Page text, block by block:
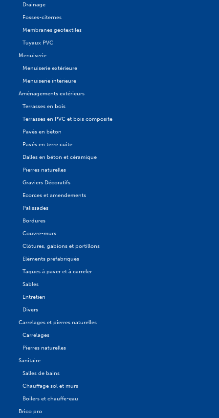
Drainage
Fosses-citernes
Membranes géotextiles
Tuyaux PVC
Menuiserie
Menuiserie extérieure
Menuiserie intérieure
Aménagements extérieurs
Terrasses en bois
Terrasses en PVC et bois composite
Pavés en béton
Pavés en terre cuite
Dalles en béton et céramique
Pierres naturelles
Graviers Décoratifs
Ecorces et amendements
Palissades
Bordures
Couvre-murs
Clôtures, gabions et portillons
Eléments préfabriqués
Taques à paver et à carreler
Sables
Entretien
Divers
Carrelages et pierres naturelles
Carrelages
Pierres naturelles
Sanitaire
Salles de bains
Chauffage sol et murs
Boilers et chauffe-eau
Brico pro